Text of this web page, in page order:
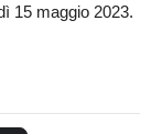
15 maggio 2023.